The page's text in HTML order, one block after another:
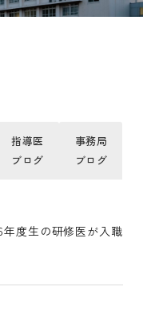
指導医
ブログ
事務局
ブログ
年度生の研修医が入職